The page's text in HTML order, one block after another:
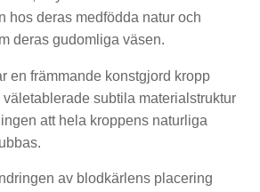
hos deras medfödda natur och
deras gudomliga väsen.
en främmande konstgjord kropp
subtila materialstruktur
att hela kroppens naturliga
av blodkärlens placering